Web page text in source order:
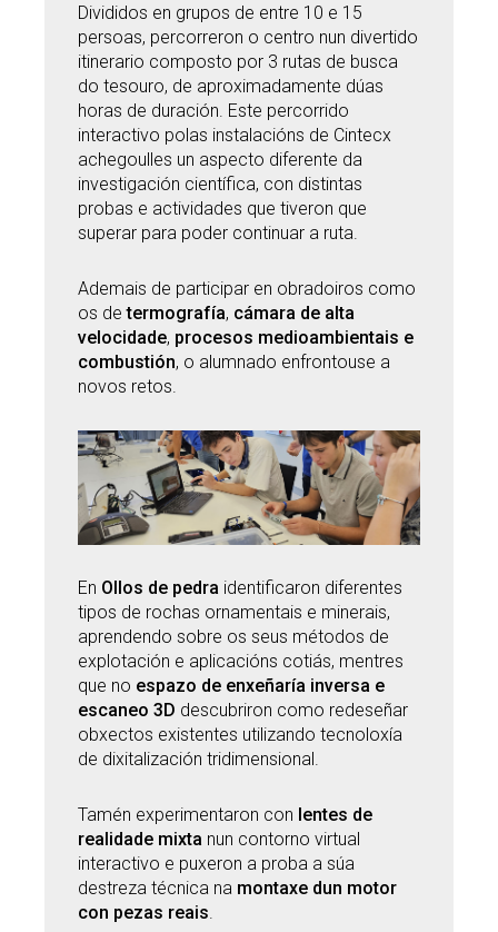
Divididos en grupos de entre 10 e 15
persoas, percorreron o centro nun divertido
itinerario composto por 3 rutas de busca
do tesouro, de aproximadamente dúas
horas de duración. Este percorrido
interactivo polas instalacións de Cintecx
achegoulles un aspecto diferente da
investigación científica, con distintas
probas e actividades que tiveron que
superar para poder continuar a ruta.
Ademais de participar en obradoiros como
os determografía, cámara de alta
velocidade, procesos medioambientais e
combustión, o alumnado enfrontouse a
novos retos.
En Ollos de pedra identificaron diferentes
tipos de rochas ornamentais e minerais,
aprendendo sobre os seus métodos de
explotación e aplicacións cotiás, mentres
que no espazo de enxeñaría inversa e
escaneo 3D descubriron como redeseñar
obxectos existentes utilizando tecnoloxía
de dixitalización tridimensional.
Tamén experimentaron con lentes de
realidade mixta nun contorno virtual
interactivo e puxeron a proba a súa
destreza técnica na montaxe dun motor
con pezas reais